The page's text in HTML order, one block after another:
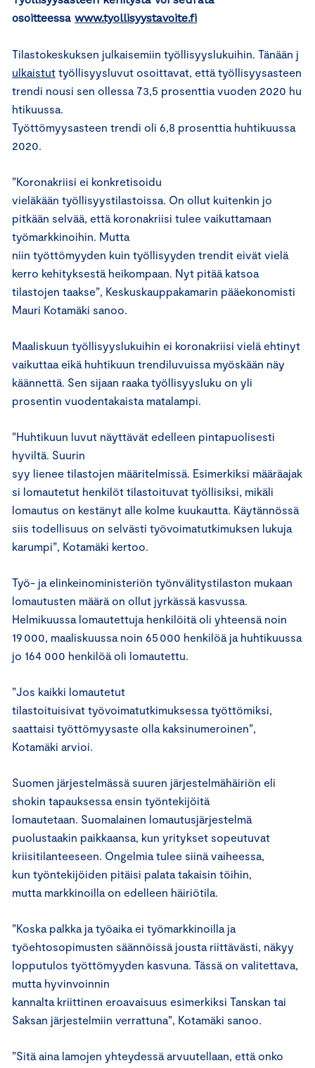
osoitteessa www.tyollisyystavoite.fi
Tilastokeskuksen julkaisemiin työllisyyslukuihin. Tänään j
ulkaistut työllisyysluvut osoittavat, että työllisyysasteen
trendi nousi sen ollessa 73,5 prosenttia vuoden 2020 hu
htikuussa.
Työttömyysasteen trendi oli 6,8 prosenttia huhtikuussa
2020.
”Koronakriisi ei konkretisoidu
vieläkään työllisyystilastoissa. On ollut kuitenkin jo
pitkään selvää, että koronakriisi tulee vaikuttamaan
työmarkkinoihin. Mutta
niin työttömyyden kuin työllisyyden trendit eivät vielä
kerro kehityksestä heikompaan. Nyt pitää katsoa
tilastojen taakse”, Keskuskauppakamarin pääekonomisti
Mauri Kotamäki sanoo.
Maaliskuun työllisyyslukuihin ei koronakriisi vielä ehtinyt
vaikuttaa eikä huhtikuun trendiluvuissa myöskään näy
käännettä. Sen sijaan raaka työllisyysluku on yli
prosentin vuodentakaista matalampi.
”Huhtikuun luvut näyttävät edelleen pintapuolisesti
hyviltä. Suurin
syy lienee tilastojen määritelmissä. Esimerkiksi määräajak
si lomautetut henkilöt tilastoituvat työllisiksi, mikäli
lomautus on kestänyt alle kolme kuukautta. Käytännössä
siis todellisuus on selvästi työvoimatutkimuksen lukuja
karumpi”, Kotamäki kertoo.
Työ- ja elinkeinoministeriön työnvälitystilaston mukaan
lomautusten määrä on ollut jyrkässä kasvussa.
Helmikuussa lomautettuja henkilöitä oli yhteensä noin
19 000, maaliskuussa noin 65 000 henkilöä ja huhtikuussa
jo 164 000 henkilöä oli lomautettu.
”Jos kaikki lomautetut
tilastoituisivat työvoimatutkimuksessa työttömiksi,
saattaisi työttömyysaste olla kaksinumeroinen”,
Kotamäki arvioi.
Suomen järjestelmässä suuren järjestelmähäiriön eli
shokin tapauksessa ensin työntekijöitä
lomautetaan. Suomalainen lomautusjärjestelmä
puolustaakin paikkaansa, kun yritykset sopeutuvat
kriisitilanteeseen. Ongelmia tulee siinä vaiheessa,
kun työntekijöiden pitäisi palata takaisin töihin,
mutta markkinoilla on edelleen häiriötila.
”Koska palkka ja työaika ei työmarkkinoilla ja
työehtosopimusten säännöissä jousta riittävästi, näkyy
lopputulos työttömyyden kasvuna. Tässä on valitettava,
mutta hyvinvoinnin
kannalta kriittinen eroavaisuus esimerkiksi Tanskan tai
Saksan järjestelmiin verrattuna”, Kotamäki sanoo.
”Sitä aina lamojen yhteydessä arvuutellaan, että onko